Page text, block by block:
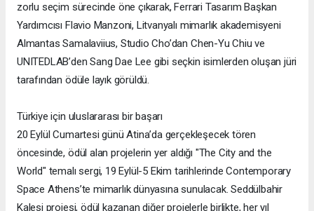
zorlu seçim sürecinde öne çıkarak, Ferrari Tasarım Başkan
Yardımcısı Flavio Manzoni, Litvanyalı mimarlık akademisyeni
Almantas Samalaviius, Studio Cho’dan Chen-Yu Chiu ve
UNITEDLAB’den Sang Dae Lee gibi seçkin isimlerden oluşan jüri
tarafından ödüle layık görüldü.
Türkiye için uluslararası bir başarı
20 Eylül Cumartesi günü Atina’da gerçekleşecek tören
öncesinde, ödül alan projelerin yer aldığı "The City and the
World" temalı sergi, 19 Eylül-5 Ekim tarihlerinde Contemporary
Space Athens’te mimarlık dünyasına sunulacak. Seddülbahir
Kalesi projesi, ödül kazanan diğer projelerle birlikte, her yıl